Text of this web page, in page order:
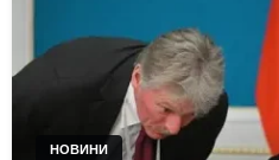
НОВИНИ